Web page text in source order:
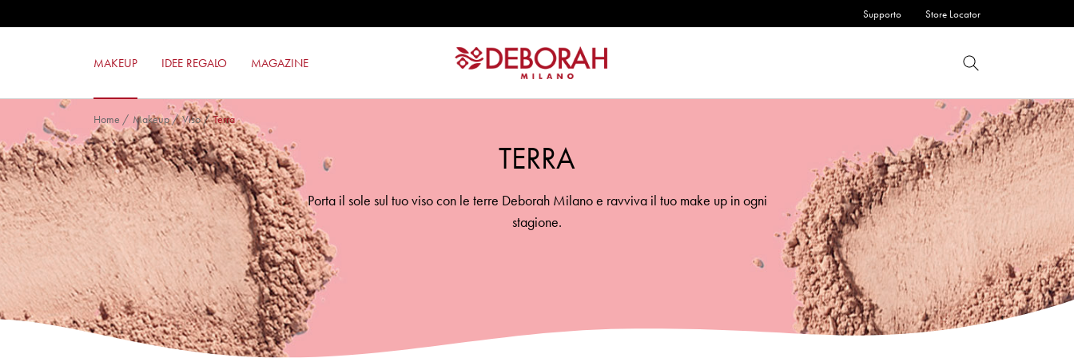
Supporto Store Locator
MAKEUP IDEE REGALO MAGAZINE
SUPER BLUSH
Home / Makeup/ Viso/ Terra
TERRA
Porta il sole sul tuo viso con le terre Deborah Milano e ravviva il tuo make up in ogni
stagione.